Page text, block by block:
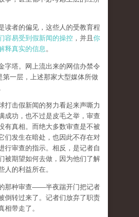
读者的偏见，这些人的受教育程
容易受到假新闻的操控 ，并且 你
释真实的信息 。
字塔。网上流出来的网信办禁令
第一层，上述那家大型媒体所做
打击假新闻的努力看起来声嘶力
成功，也不过是皮毛之举，审查
有真相。而绝大多数审查是不被
们发生在暗处，也因此不存在对
行审查的指示。相反，是记者自
被期望如何去做，因为他们了解
人的利益所在。
那种审查——半夜踹开门把记者
转过来了。记者们放弃了职责
相带走了。